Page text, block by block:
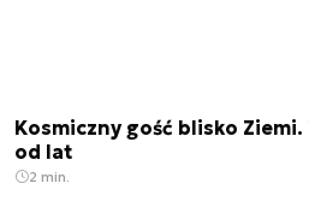
Kosmiczny gość blisko
od lat
2 min.